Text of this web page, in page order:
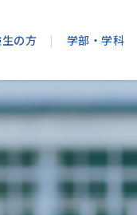
の方
オープンキャンパ
入学試験・日程
| 学部・学科
情報学
知